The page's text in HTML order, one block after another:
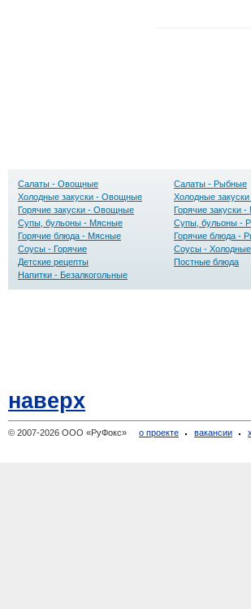
Салаты - Овощные Салаты - Рыбные
Холодные закуски - Овощные
Холодные
Горячие закуски - Овощные
Горячие закуски
Супы, бульоны - Мясные
Супы, бульоны -
Горячие блюда - Мясные
Горячие блюда -
Соусы - Горячие
Соусы - Холодные
Детские рецепты
Постные блюда
Напитки - Безалкогольные
наверх
© 2007-2026 ООО «РуФокс» о проекте вакансии